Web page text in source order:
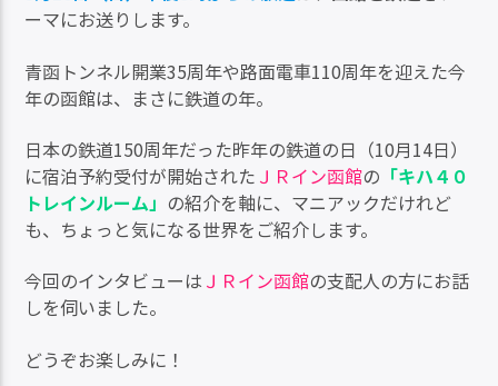
ーマにお送りします。
青函トンネル開業35周年や路面電車110周年を迎えた今
年の函館は、まさに鉄道の年。
日本の鉄道150周年だった昨年の鉄道の日（10月14日）
に宿泊予約受付が開始された ＪＲイン函館の 「キハ４０
トレインルーム」 の紹介を軸に、マニアックだけれど
も、ちょっと気になる世界をご紹介します。
今回のインタビューは ＪＲイン函館の支配人の方にお話
しを伺いました。
どうぞお楽しみに！